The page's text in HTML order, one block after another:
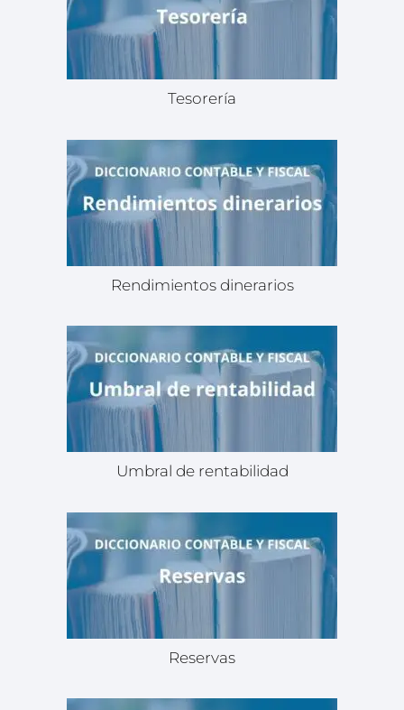
Tesorería
Rendimientos dinerarios
Umbral de rentabilidad
Reservas